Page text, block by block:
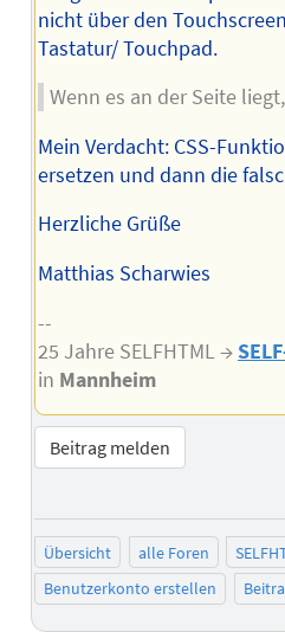
nicht über den
Tastatur/ Touchpad.
Wenn es an der Seite
Mein Verdacht: CSS-
ersetzen und dann die
Herzliche Grüße
Matthias Scharwies
--
25 Jahre SELFHTML →
in Mannheim
Beitrag melden
Übersicht alle Foren
Benutzerkonto erstellen